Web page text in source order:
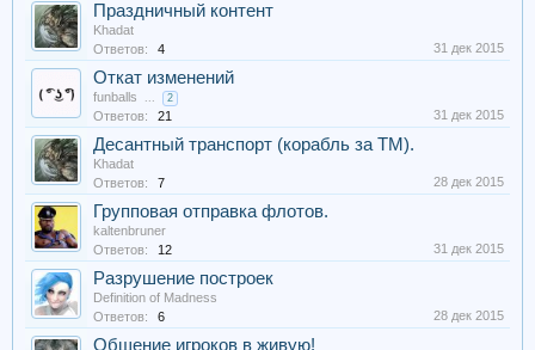
Праздничный контент
Khadat
Ответов:
4 31 дек 2015
Откат изменений
funballs ... 2
Ответов: 21 31 дек 2015
Десантный транспорт (корабль за ТМ).
Khadat
Ответов:
7 28 дек 2015
Групповая отправка флотов.
kaltenbruner
Ответов:
12 31 дек 2015
Разрушение построек
Definition of Madness
Ответов:
6 28 дек 2015
Общение игроков в живую!